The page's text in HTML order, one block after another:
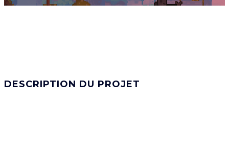
DESCRIPTION DU PROJET